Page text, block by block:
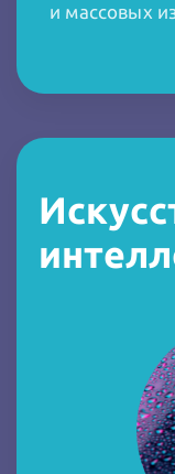
и массовых